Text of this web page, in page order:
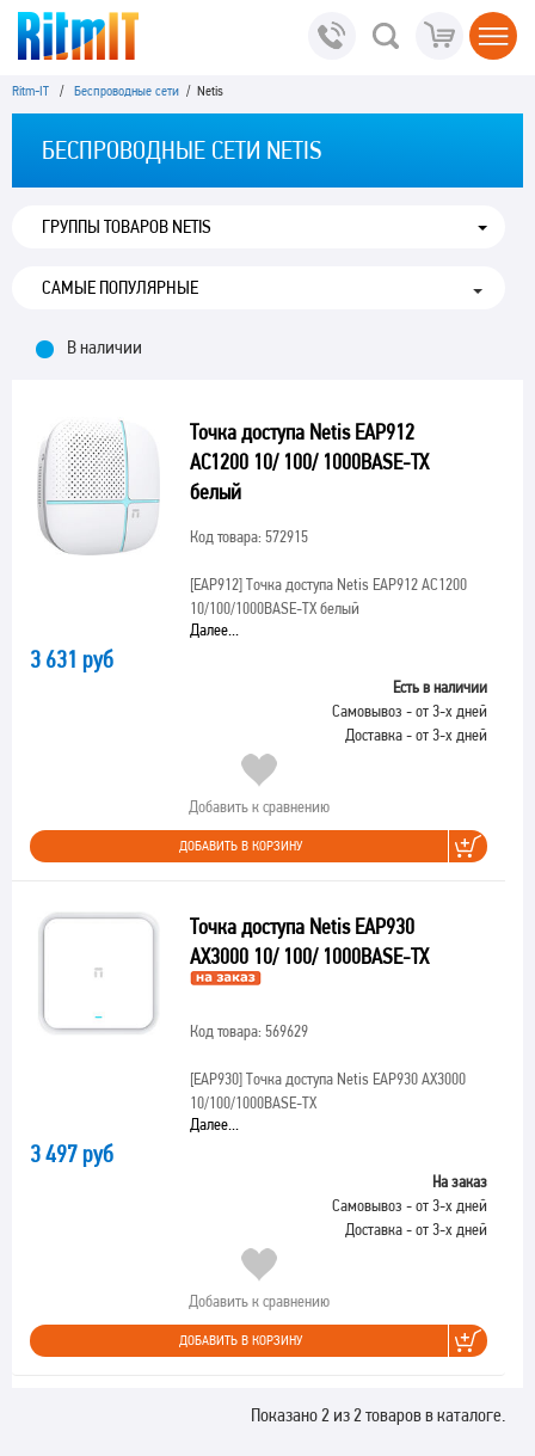
Ritm-IT / Беспроводные сети / Netis
БЕСПРОВОДНЫЕ СЕТИ NETIS
ГРУППЫ ТОВАРОВ NETIS
В наличии
Точка доступа Netis EAP912
AC1200 10/ 100/ 1000BASE-TX
белый
Код товара: 572915
[EAP912]Точка доступа Netis EAP912 AC1200
10/100/1000BASE-TX белый
Далее...
3 631 руб
Есть в наличии
Самовывоз - от 3-х дней
Доставка - от 3-х дней
Добавить к сравнению
ДОБАВИТЬ В КОРЗИНУ
Точка доступа Netis EAP930
AX3000 10/ 100/ 1000BASE-TX
Код товара: 569629
[EAP930]Точка доступа Netis EAP930 AX3000
10/100/1000BASE-TX
Далее...
3 497 руб
На заказ
Самовывоз - от 3-х дней
Доставка - от 3-х дней
Добавить к сравнению
ДОБАВИТЬ В КОРЗИНУ
Показано 2 из 2 товаров в каталоге.